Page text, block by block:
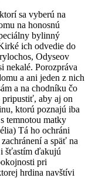
sa vyberú na
na honosnú
bylinný
ich odvedie do
Odyseov
nekalé. Porozpráva
a ani jeden z nich
a na chodníku čo
pripustiť, aby aj on
ktorú poznajú iba
temnotou matky
Tá ho ochráni
a späť na
šťastím ďakujú
pri
hrdina navštívi